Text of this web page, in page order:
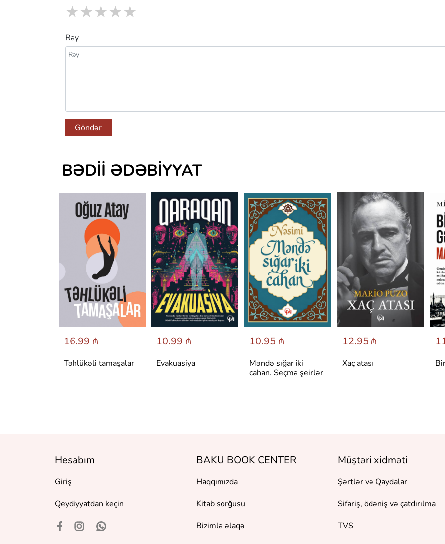
★
★
★
★
★
Rəy
Göndər
BƏDII ƏDƏBIYYAT
16.99 ₼
Təhlükəli tamaşalar
10.99 ₼
Evakuasiya
10.95 ₼
Məndə sığar iki
cahan. Seçmə şeirlər
12.95 ₼
Xaç atası
Hesabım
Giriş
Qeydiyyatdan keçin
BAKU BOOK CENTER
Haqqımızda
Kitab sorğusu
Bizimlə əlaqə
Müştəri xidməti
Şərtlər və Qaydalar
Sifariş, ödəniş və çatdırılma
TVS